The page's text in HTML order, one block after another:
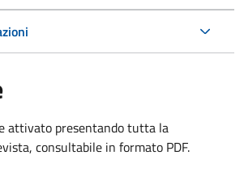
attivato presentando tutta la
consultabile in formato PDF.